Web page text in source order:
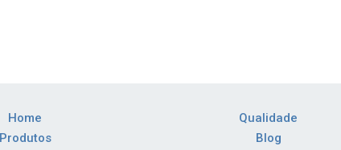
Home
Produtos
Qualidade
Blog